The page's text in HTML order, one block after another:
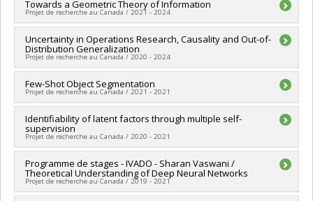
Grant programs:
Lead researcher :Simon Lacoste-Julien
Funding sources: CRSNG/Conseil de recherches en sciences
naturelles et génie du Canada (CRSNG)
Grant programs:PVX20965-(RGP) Programme de subvention à
la découverte individuelle ou de groupe
Towards a Geometric Theory of Information
Projet de recherche au Canada / 2021 - 2024
Lead researcher :Simon Lacoste-Julien
Funding sources:SPIIE/Secrétariat des programmes
interorganismes à l’intention des établissements
PVXXXXXX-Fonds d'excellence en recherche
Apogée Canada/Bourse
Uncertainty in Operations Research, Causality and Out-of-
Distribution Generalization
Projet de recherche au Canada / 2020 - 2024
Lead researcher :Simon Lacoste-Julien
Funding sources: SPIIE/Secrétariat des programmes
interorganismes à l’intention des établissements
Grant programs:PVXXXXXX-Fonds d'excellence en recherche
Apogée Canada/Bourse
Few-Shot Object Segmentation
Projet de recherche au Canada / 2021 - 2021
Lead researcher :Simon Lacoste-Julien
Funding sources:
MITACS Inc.
Grant programs:
Identifiability of latent factors through multiple self-
supervision
Projet de recherche au Canada / 2020 - 2021
Lead researcher :Simon Lacoste-Julien
Funding sources:MITACS Inc.
Grant programs:
Programme de stages - IVADO - Sharan Vaswani /
Theoretical Understanding of Deep Neural Networks
Projet de recherche au Canada / 2019 - 2021